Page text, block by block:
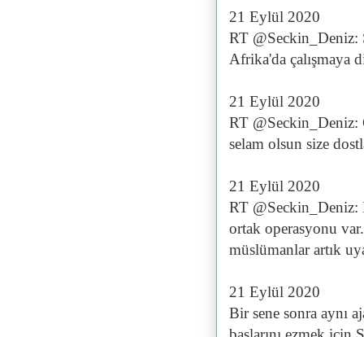
21 Eylül 2020
RT
Afrika'da
21 Eylül 2020
RT @Seckin_Deniz:
selam olsun size
21 Eylül 2020
RT
ortak operasyonu
müslümanlar artık
21 Eylül 2020
Bir sene sonra aynı